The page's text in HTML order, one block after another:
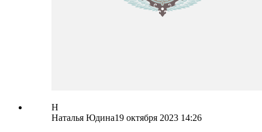
Н
Наталья Юдина19 октября 2023 14:26